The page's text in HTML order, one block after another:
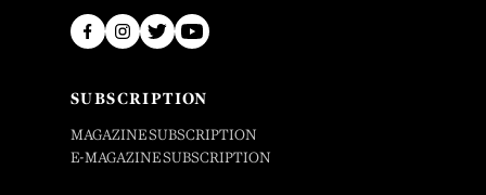
SUBSCRIPTION
MAGAZINE SUBSCRIPTION
E-MAGAZINE SUBSCRIPTION